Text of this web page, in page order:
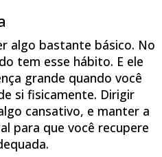
algo bastante básico. No
tem esse hábito. E ele
grande quando você
si fisicamente. Dirigir
cansativo, e manter a
para que você recupere